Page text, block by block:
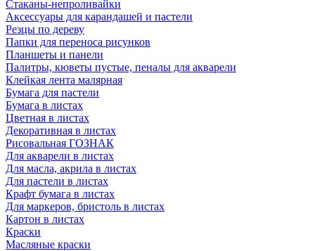
Стаканы-непроливайки
Аксессуары для карандашей и пастели
Резцы по дереву
Папки для переноса рисунков
Планшеты и панели
Палитры, кюветы пустые, пеналы для акварели
Клейкая лента малярная
Бумага для пастели
Бумага в листах
Цветная в листах
Декоративная в листах
Рисовальная ГОЗНАК
Для акварели в листах
Для масла, акрила в листах
Для пастели в листах
Крафт бумага в листах
Для маркеров, бристоль в листах
Картон в листах
Краски
Масляные краски